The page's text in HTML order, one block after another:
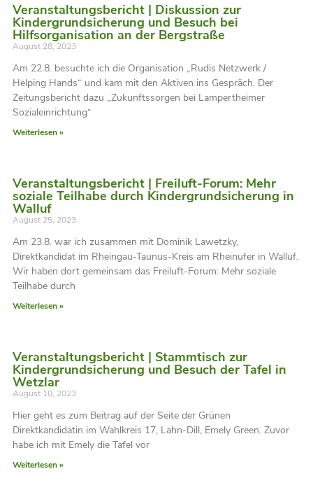
Veranstaltungsbericht | Diskussion zur
Kindergrundsicherung und Besuch bei
Hilfsorganisation an der Bergstraße
August 28, 2023
Am 22.8. besuchte ich die Organisation „Rudis Netzwerk /
Helping Hands“ und kam mit den Aktiven ins Gespräch. Der
Zeitungsbericht dazu „Zukunftssorgen bei Lampertheimer
Sozialeinrichtung“
Weiterlesen »
Veranstaltungsbericht | Freiluft-Forum: Mehr
soziale Teilhabe durch Kindergrundsicherung in
Walluf
August 25, 2023
Am 23.8. war ich zusammen mit Dominik Lawetzky,
Direktkandidat im Rheingau-Taunus-Kreis am Rheinufer in Walluf.
Wir haben dort gemeinsam das Freiluft-Forum: Mehr soziale
Teilhabe durch
Weiterlesen »
Veranstaltungsbericht | Stammtisch zur
Kindergrundsicherung und Besuch der Tafel in
Wetzlar
August 10, 2023
Hier geht es zum Beitrag auf der Seite der Grünen
Direktkandidatin im Wahlkreis 17, Lahn-Dill, Emely Green. Zuvor
habe ich mit Emely die Tafel vor
Weiterlesen »